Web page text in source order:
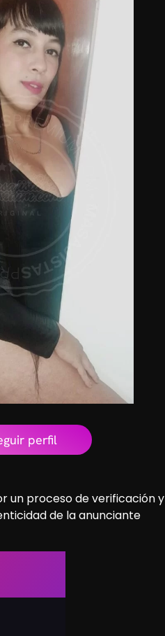
en Tribunales.
perfil
un proceso de verificación y
de la anunciante